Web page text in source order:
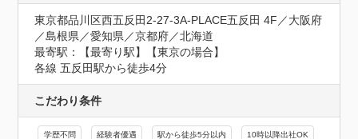
東京都品川区西五反田2-27-3A-PLACE五反田 4F／大阪府
／島根県／愛知県／京都府／北海道
最寄駅：【最寄り駅】【東京の場合】
各線 五反田駅から徒歩4分
こだわり条件
学歴不問 経験者優遇 駅から徒歩5分以内 10時以降出社OK